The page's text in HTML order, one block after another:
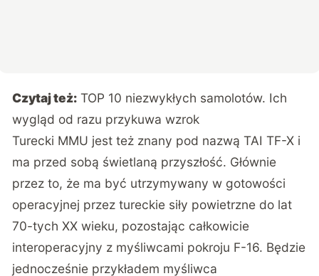
Czytaj też: TOP 10 niezwykłych samolotów. Ich
wygląd od razu przykuwa wzrok
Turecki MMU jest też znany pod nazwą TAI TF-X i
ma przed sobą świetlaną przyszłość. Głównie
przez to, że ma być utrzymywany w gotowości
operacyjnej przez tureckie siły powietrzne do lat
70-tych XX wieku, pozostając całkowicie
interoperacyjny z myśliwcami pokroju F-16. Będzie
jednocześnie przykładem myśliwca